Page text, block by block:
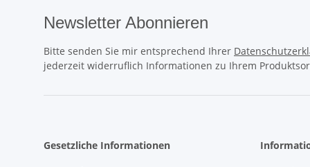
Newsletter Abonnieren
Bitte senden Sie mir entsprechend Ihrer
jederzeit widerruflich Informationen zu Ihrem
Gesetzliche Informationen